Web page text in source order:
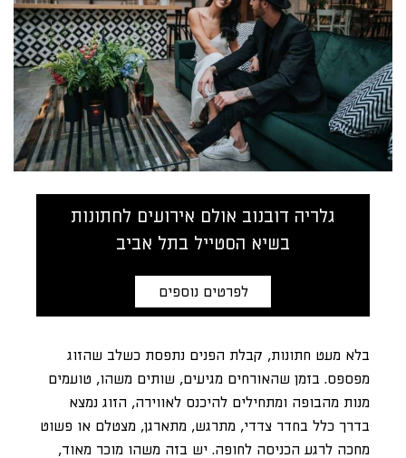
גלריה דובנוב אולם אירועים לחתונות
בשיא הסטייל בתל אביב
לפרטים נוספים
בלא מעט חתונות, קבלת הפנים נתפסת כשלב שהזוג
מפספס. בזמן שהאורחים מגיעים, שותים משהו, טועמים
מנות מהבופה ומתחילים להיכנס לאווירה, הזוג נמצא
בדרך כלל בחדר צדדי, מתרגש, מתארגן, מצטלם או פשוט
מחכה לרגע הכניסה לחופה. יש בזה משהו מוכר מאוד,